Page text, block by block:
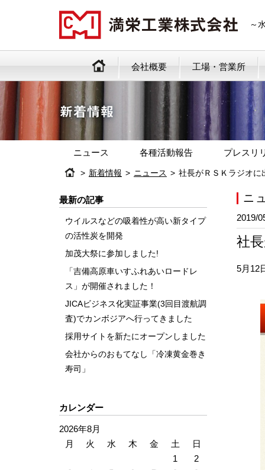
～
会社概要 工場・営業所
ニュース 各種活動報告 プレスリ
新着情報 ニュース 社長がＲＳＫラジオに
最新の記事
ウイルスなどの吸着性が高い新タイプ
の活性炭を開発
加茂大祭に参加しました!
「吉備高原車いすふれあいロードレ
ス」が開催されました！
JICAビジネス化実証事業(3回目渡航調
査)でカンボジアへ行ってきました
採用サイトを新たにオープンしました
会社からのおもてなし「冷凍黄金巻き
寿司」
カレンダー
2026年8月
月
火 水 木 金 土
日
1
2
ニ
2019/
社
5月12